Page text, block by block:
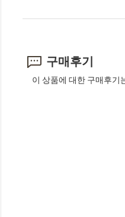
구매후기
이 상품에 대한 구매후기